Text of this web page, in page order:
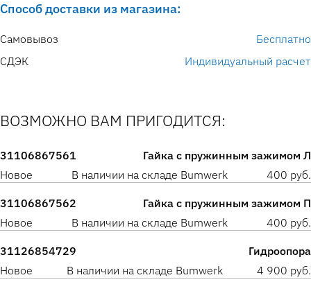
Способ доставки из магазина:
Самовывоз
Бесплатно
СДЭК
Индивидуальный расчет
ВОЗМОЖНО ВАМ ПРИГОДИТСЯ:
31106867561
Гайка с пружинным зажимом Л
Новое
В наличии на складе Bumwerk 400 руб.
31106867562
Гайка с пружинным зажимом П
Новое
В наличии на складе Bumwerk 400 руб.
31126854729
Гидроопора
Новое
В наличии на складе Bumwerk 4 900 руб.